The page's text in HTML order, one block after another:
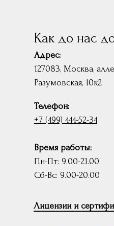
Телефон:
+7 (499) 444-52-34
Время работы:
Пн-Пт: 9.00-21.00
Сб-Вс: 9.00-20.00
Адрес:
127083, Москва,
Разумовская, 10к2
Лицензии и
Как до нас